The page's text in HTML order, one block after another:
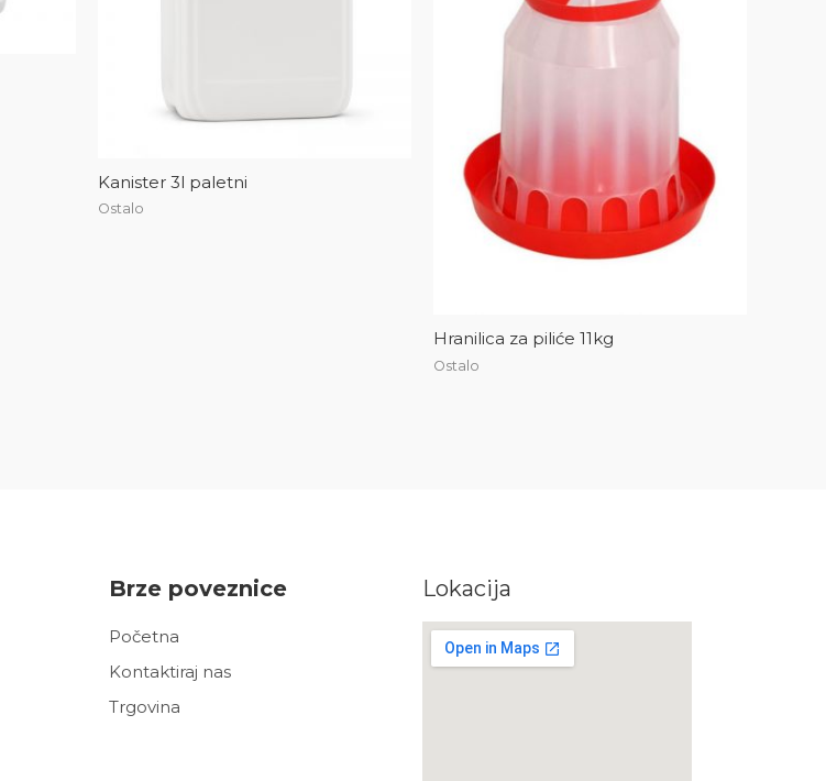
Kanister 3l paletni
Ostalo
Hranilica za piliće 11kg
Ostalo
Brze poveznice
Početna
Kontaktiraj nas
Trgovina
Lokacija